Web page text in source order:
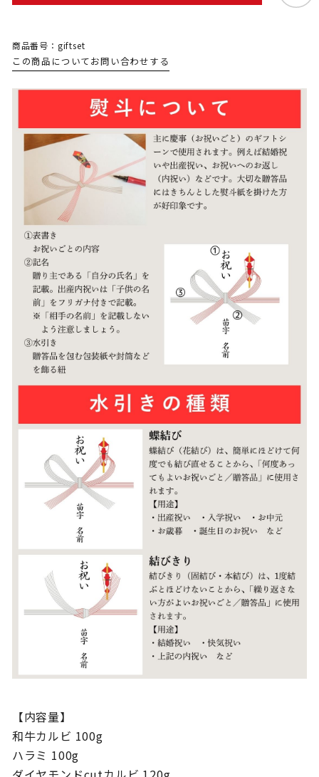
商品番号：giftset
この商品についてお問い合わせする
【内容量】
和牛カルビ 100g
ハラミ 100g